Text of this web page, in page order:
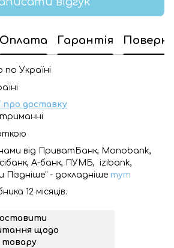
Оплата Гарантія
Україні
про доставку
від ПриватБанк, Monobank,
А-банк, ПУМБ, izibank,
- докладніше тут
12 місяців.
щодо
товару